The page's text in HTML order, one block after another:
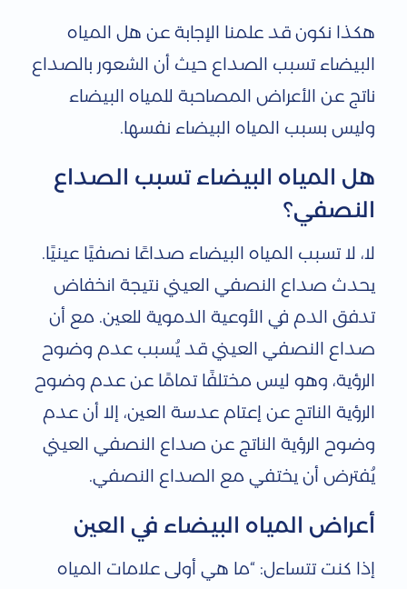
هكذا نكون قد علمنا الإجابة عن هل المياه
البيضاء تسبب الصداع حيث أن الشعور بالصداع
ناتج عن الأعراض المصاحبة للمياه البيضاء
وليس بسبب المياه البيضاء نفسها.
هل المياه البيضاء تسبب الصداع
النصفي؟
لا، لا تسبب المياه البيضاء صداعًا نصفيًا عينيًا.
يحدث صداع النصفي العيني نتيجة انخفاض
تدفق الدم في الأوعية الدموية للعين. مع أن
صداع النصفي العيني قد يُسبب عدم وضوح
الرؤية، وهو ليس مختلفًا تمامًا عن عدم وضوح
الرؤية الناتج عن إعتام عدسة العين، إلا أن عدم
وضوح الرؤية الناتج عن صداع النصفي العيني
يُفترض أن يختفي مع الصداع النصفي.
أعراض المياه البيضاء في العين
إذا كنت تتساءل: “ما هي أولى علامات المياه